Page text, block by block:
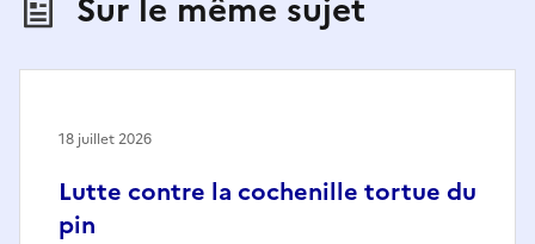
Lutte contre la cochenille tortue du
pin
18 juillet 2026